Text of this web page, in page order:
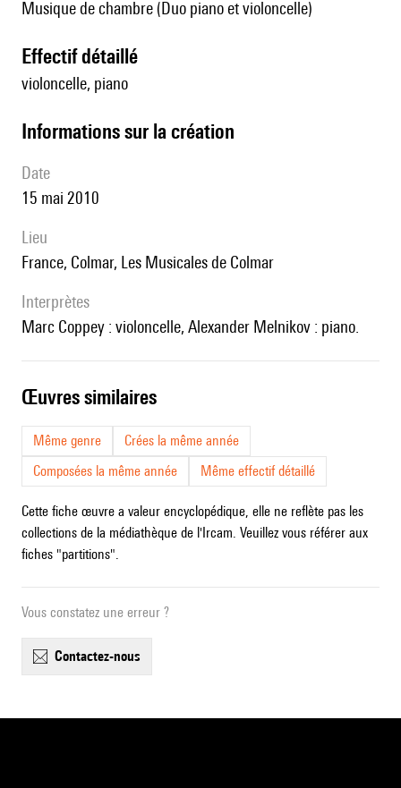
Musique de chambre (Duo piano et violoncelle)
effectif détaillé
violoncelle, piano
informations sur la création
date
15 mai 2010
lieu
France, Colmar, Les Musicales de Colmar
interprètes
Marc Coppey : violoncelle, Alexander Melnikov : piano.
œuvres similaires
Même genre
Crées la même année
Composées la même année
Même effectif détaillé
Cette fiche œuvre a valeur encyclopédique, elle ne reflète pas les
collections de la médiathèque de l'Ircam. Veuillez vous référer aux
fiches "partitions".
Vous constatez une erreur ?
contactez-nous